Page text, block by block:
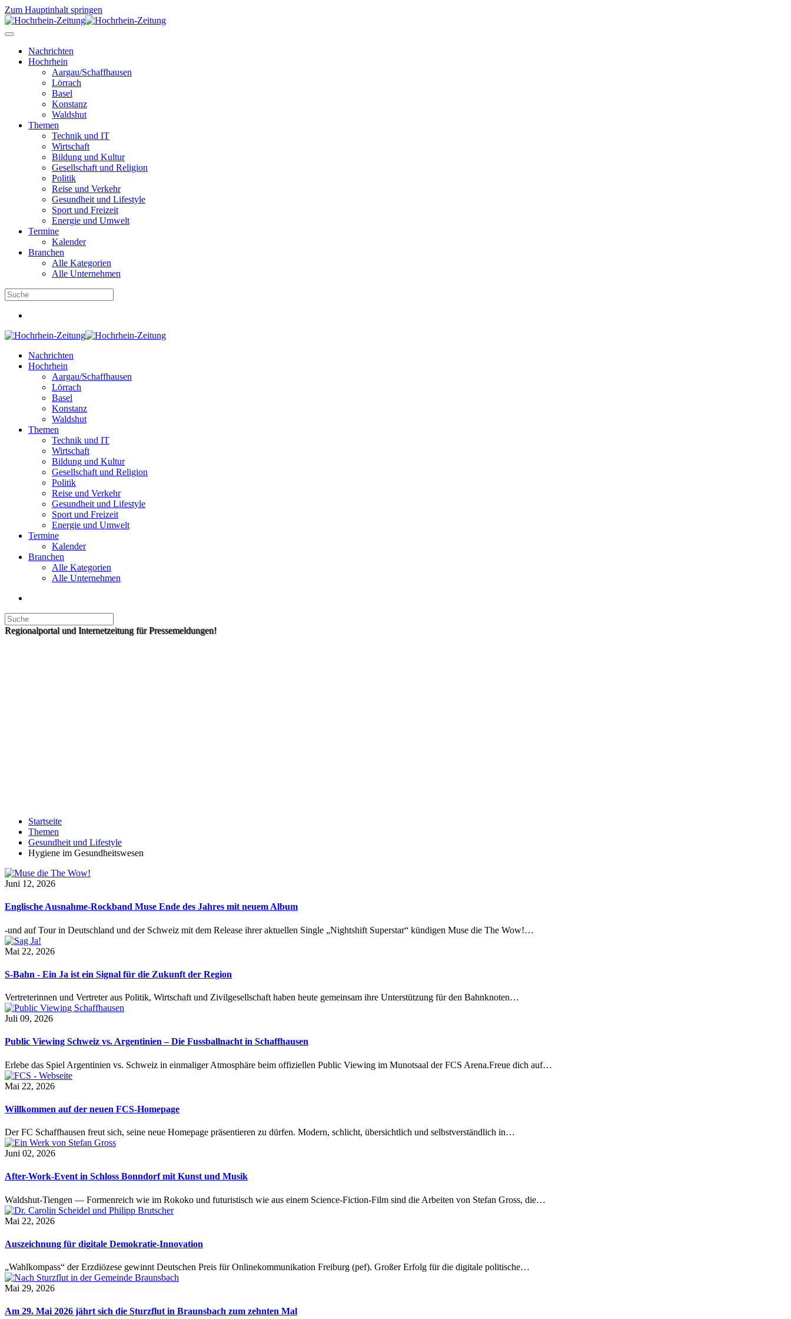
Zum Hauptinhalt springen
Nachrichten
Hochrhein
Aargau/Schaffhausen
Lörrach
Basel
Konstanz
Waldshut
Themen
Technik und IT
Wirtschaft
Bildung und Kultur
Gesellschaft und Religion
Politik
Reise und Verkehr
Gesundheit und Lifestyle
Sport und Freizeit
Energie und Umwelt
Termine
Kalender
Branchen
Alle Kategorien
Alle Unternehmen
Nachrichten
Hochrhein
Aargau/Schaffhausen
Lörrach
Basel
Konstanz
Waldshut
Themen
Technik und IT
Wirtschaft
Bildung und Kultur
Gesellschaft und Religion
Politik
Reise und Verkehr
Gesundheit und Lifestyle
Sport und Freizeit
Energie und Umwelt
Termine
Kalender
Branchen
Alle Kategorien
Alle Unternehmen
Regionalportal und Internetzeitung für Pressemeldungen!
Startseite
Themen
Gesundheit und Lifestyle
Hygiene im Gesundheitswesen
Juni 12, 2026
Englische Ausnahme-Rockband Muse Ende des Jahres mit neuem Album
-und auf Tour in Deutschland und der Schweiz mit dem Release ihrer aktuellen Single „Nightshift Superstar“ kündigen Muse die The Wow!…
Mai 22, 2026
S-Bahn - Ein Ja ist ein Signal für die Zukunft der Region
Vertreterinnen und Vertreter aus Politik, Wirtschaft und Zivilgesellschaft haben heute gemeinsam ihre Unterstützung für den Bahnknoten…
Juli 09, 2026
Public Viewing Schweiz vs. Argentinien – Die Fussballnacht in Schaffhausen
Erlebe das Spiel Argentinien vs. Schweiz in einmaliger Atmosphäre beim offiziellen Public Viewing im Munotsaal der FCS Arena.Freue dich auf…
Mai 22, 2026
Willkommen auf der neuen FCS-Homepage
Der FC Schaffhausen freut sich, seine neue Homepage präsentieren zu dürfen. Modern, schlicht, übersichtlich und selbstverständlich in…
Juni 02, 2026
After-Work-Event in Schloss Bonndorf mit Kunst und Musik
Waldshut-Tiengen — Formenreich wie im Rokoko und futuristisch wie aus einem Science-Fiction-Film sind die Arbeiten von Stefan Gross, die…
Mai 22, 2026
Auszeichnung für digitale Demokratie-Innovation
„Wahlkompass“ der Erzdiözese gewinnt Deutschen Preis für Onlinekommunikation Freiburg (pef). Großer Erfolg für die digitale politische…
Mai 29, 2026
Am 29. Mai 2026 jährt sich die Sturzflut in Braunsbach zum zehnten Mal